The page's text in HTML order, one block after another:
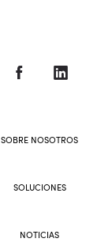
SOBRE NOSOTROS
SOLUCIONES
NOTICIAS